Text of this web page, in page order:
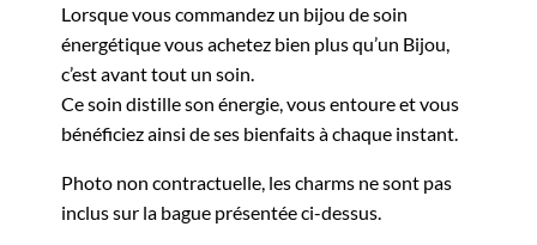
Lorsque vous commandez un bijou de soin
énergétique vous achetez bien plus qu’un Bijou,
c’est avant tout un soin.
Ce soin distille son énergie, vous entoure et vous
bénéficiez ainsi de ses bienfaits à chaque instant.
Photo non contractuelle, les charms ne sont pas
inclus sur la bague présentée ci-dessus.